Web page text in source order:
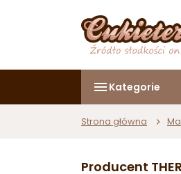
Kategorie
Strona główna
Producent